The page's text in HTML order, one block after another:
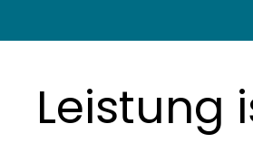
Leistung